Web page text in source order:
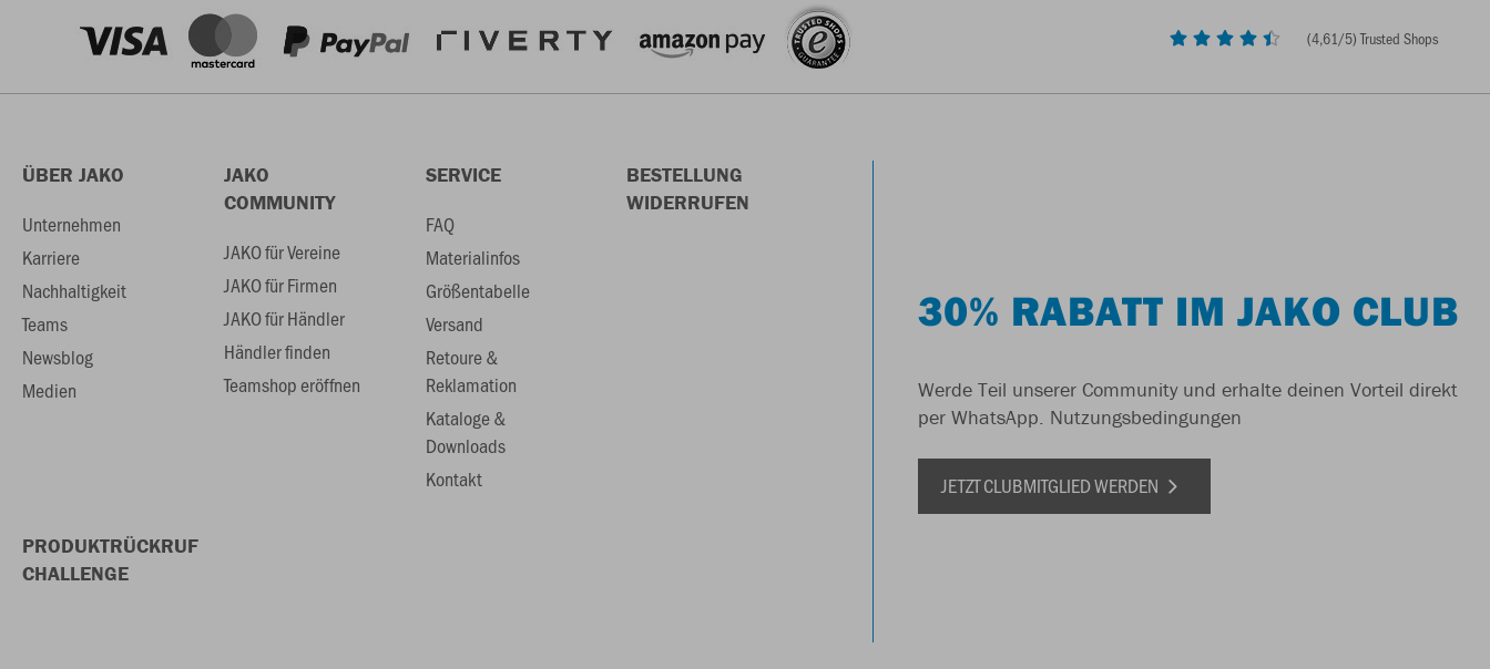
(4,61/5) Trusted Shops
ÜBER JAKO
Unternehmen
Karriere
Nachhaltigkeit
Teams
Newsblog
Medien
JAKO
COMMUNITY
JAKO für Vereine
JAKO für Firmen
JAKO für Händler
Händler finden
Teamshop eröffnen
SERVICE
FAQ
Materialinfos
Größentabelle
Versand
Retoure &
Reklamation
Kataloge &
Downloads
Kontakt
BESTELLUNG
WIDERRUFEN
PRODUKTRÜCKRUF
CHALLENGE
30% RABATT IM JAKO CLUB
Werde Teil unserer Community und erhalte deinen Vorteil direkt
per WhatsApp. Nutzungsbedingungen
JETZT CLUBMITGLIED WERDEN